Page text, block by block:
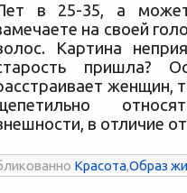
в 25-35, а
на своей
Картина
пришла?
женщин,
в отличие
Красота,Образ